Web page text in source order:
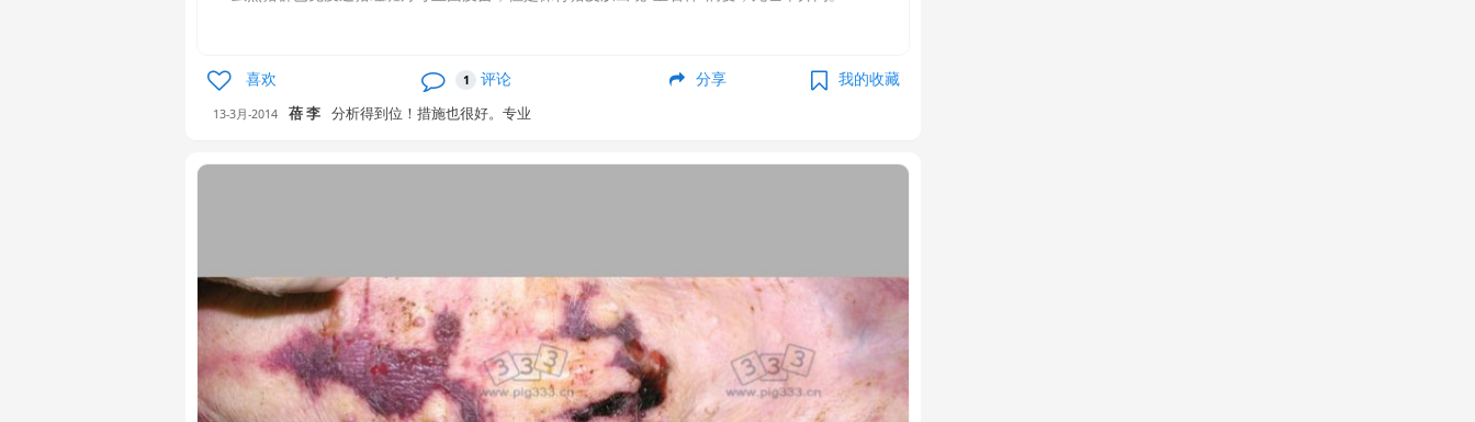
喜欢 1 评论 分享 我的收藏
13-3月-2014 蓓 李 分析得到位！措施也很好。专业